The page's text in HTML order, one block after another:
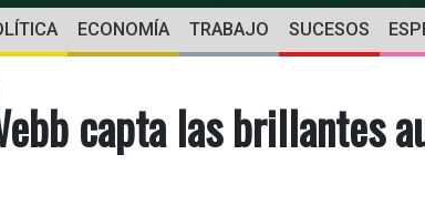
ECONOMÍA TRABAJO SUCESOS
capta las brillantes